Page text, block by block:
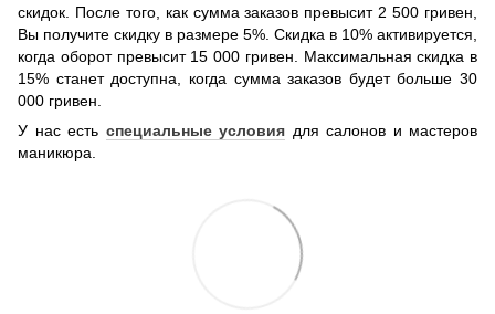
скидок. После того, как сумма заказов превысит 2 500 гривен,
Вы получите скидку в размере 5%. Скидка в 10% активируется,
когда оборот превысит 15 000 гривен. Максимальная скидка в
15% станет доступна, когда сумма заказов будет больше 30
000 гривен.
У нас есть специальные условия для салонов и мастеров
маникюра.